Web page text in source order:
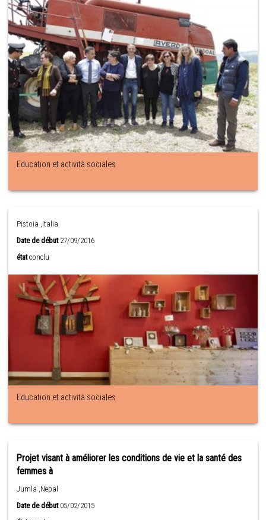
Education et actività sociales
Pistoia ,Italia
Date de début27/09/2016
état conclu
Education et actività sociales
Projet visant à améliorer les conditions de vie et la santé des
femmes à
Jumla ,Nepal
Date de début05/02/2015